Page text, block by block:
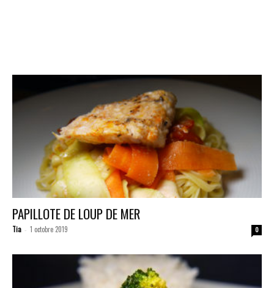
PAPILLOTE DE LOUP DE MER
Tia - 1 octobre 2019 0